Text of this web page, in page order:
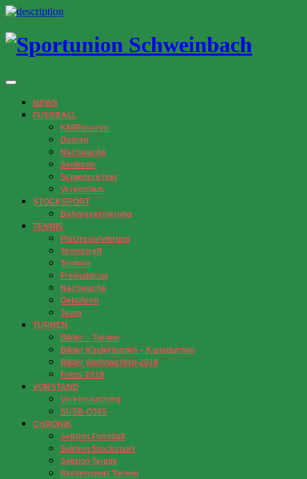
NEWS
FUSSBALL
KM/Reserve
Damen
Nachwuchs
Senioren
Schiedsrichter
Vereinsbus
STOCKSPORT
Bahnreservierung
TENNIS
Platzreservierung
Tennistreff
Termine
Freiwaldcup
Nachwuchs
Gebühren
Team
TURNEN
Bilder – Turnen
Bilder Kinderturnen – Kunstturnen
Bilder Weihnachten-2019
Fotos-2019
VORSTAND
Vereinssatzung
SUSB-O365
CHRONIK
Sektion Fussball
Sektion Stocksport
Sektion Tennis
Breitensport Turnen